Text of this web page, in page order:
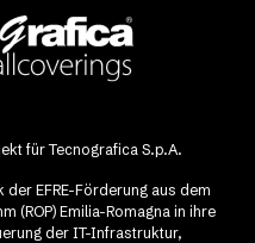
für Tecnografica S.p.A.
EFRE-Förderung aus dem
(ROP) Emilia-Romagna in ihre
der IT-Infrastruktur,